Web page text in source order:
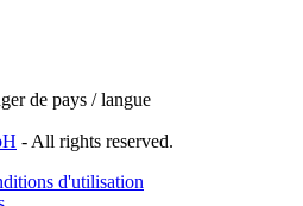
de pays / langue
- All rights reserved.
d'utilisation